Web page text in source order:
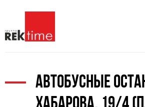
АВТОБУСНЫЕ